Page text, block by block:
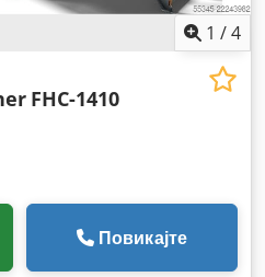
1 /4
FHC-1410
Повикајте